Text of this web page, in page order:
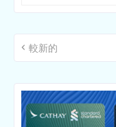
較新的